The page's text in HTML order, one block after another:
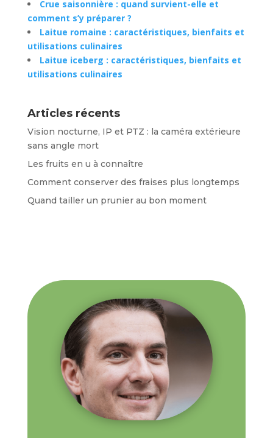
Crue saisonnière : quand survient-elle et
comment s’y préparer ?
Laitue romaine : caractéristiques, bienfaits et
utilisations culinaires
Laitue iceberg : caractéristiques, bienfaits et
utilisations culinaires
Articles récents
Vision nocturne, IP et PTZ : la caméra extérieure
sans angle mort
Les fruits en u à connaître
Comment conserver des fraises plus longtemps
Quand tailler un prunier au bon moment